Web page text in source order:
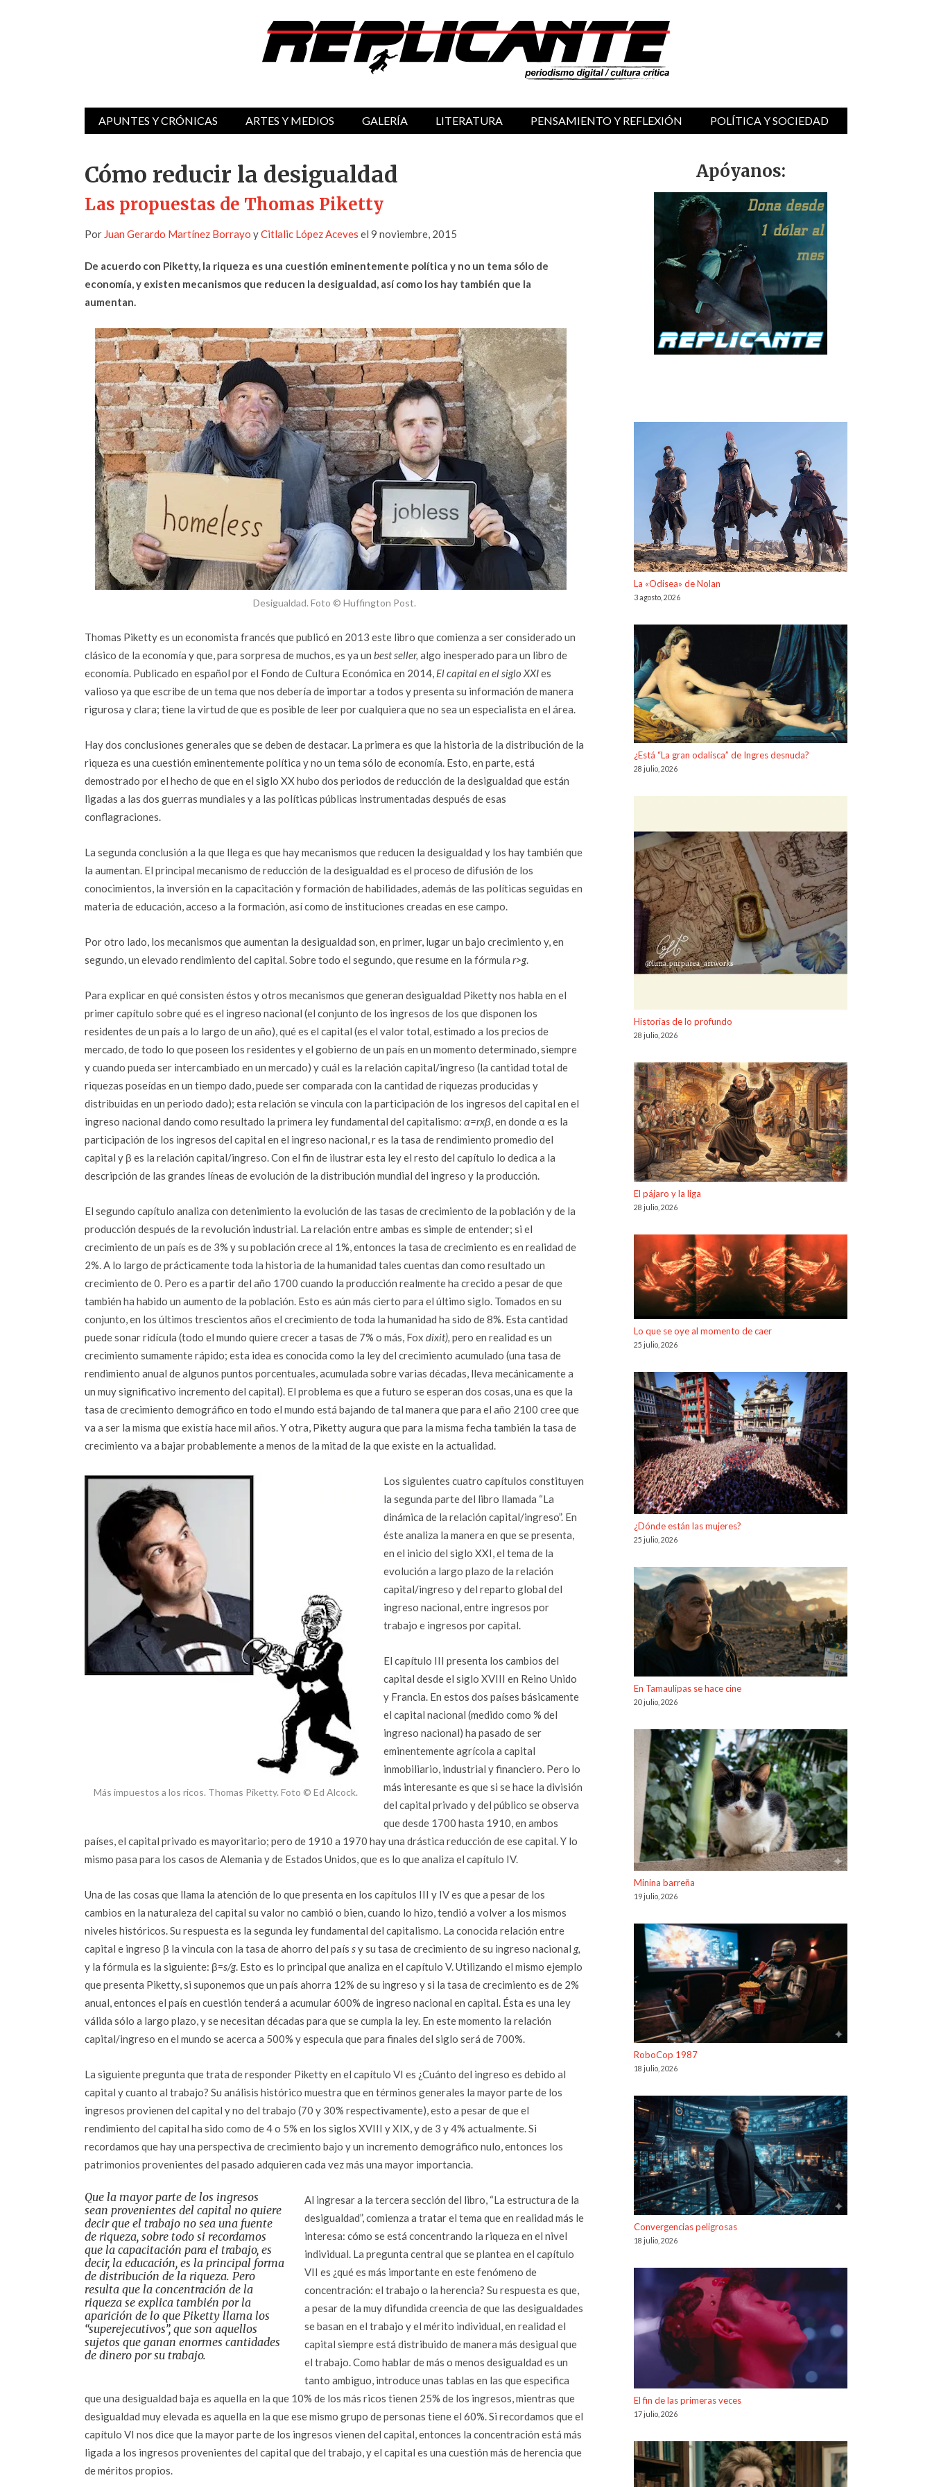
APUNTES Y CRÓNICAS ARTES Y MEDIOS GALERÍA LITERATURA PENSAMIENTO Y REFLEXIÓN POLÍTICA Y SOCIEDAD
Cómo reducir la desigualdad
Las propuestas de Thomas Piketty
Por Juan Gerardo Martínez Borrayo yCitlalic López Aceves el 9 noviembre, 2015
De acuerdo con Piketty, la riqueza es una cuestión eminentemente política y no un tema sólo de
economía, y existen mecanismos que reducen la desigualdad, así como los hay también que la
aumentan.
Desigualdad. Foto © Huffington Post.
Thomas Piketty es un economista francés que publicó en 2013 este libro que comienza a ser considerado un
clásico de la economía y que, para sorpresa de muchos, es ya un best seller, algo inesperado para un libro de
economía. Publicado en español por el Fondo de Cultura Económica en 2014, El capital en el siglo XXIes
valioso ya que escribe de un tema que nos debería de importar a todos y presenta su información de manera
rigurosa y clara; tiene la virtud de que es posible de leer por cualquiera que no sea un especialista en el área.
Hay dos conclusiones generales que se deben de destacar. La primera es que la historia de la distribución de la
riqueza es una cuestión eminentemente política y no un tema sólo de economía. Esto, en parte, está
demostrado por el hecho de que en el siglo XX hubo dos periodos de reducción de la desigualdad que están
ligadas a las dos guerras mundiales y a las políticas públicas instrumentadas después de esas
conflagraciones.
La segunda conclusión a la que llega es que hay mecanismos que reducen la desigualdad y los hay también que
la aumentan. El principal mecanismo de reducción de la desigualdad es el proceso de difusión de los
conocimientos, la inversión en la capacitación y formación de habilidades, además de las políticas seguidas en
materia de educación, acceso a la formación, así como de instituciones creadas en ese campo.
Por otro lado, los mecanismos que aumentan la desigualdad son, en primer, lugar un bajo crecimiento y, en
segundo, un elevado rendimiento del capital. Sobre todo el segundo, que resume en la fórmula r>g.
Para explicar en qué consisten éstos y otros mecanismos que generan desigualdad Piketty nos habla en el
primer capítulo sobre qué es el ingreso nacional (el conjunto de los ingresos de los que disponen los
residentes de un país a lo largo de un año), qué es el capital (es el valor total, estimado a los precios de
mercado, de todo lo que poseen los residentes y el gobierno de un país en un momento determinado, siempre
y cuando pueda ser intercambiado en un mercado) y cuál es la relación capital/ingreso (la cantidad total de
riquezas poseídas en un tiempo dado, puede ser comparada con la cantidad de riquezas producidas y
distribuidas en un periodo dado); esta relación se vincula con la participación de los ingresos del capital en el
ingreso nacional dando como resultado la primera ley fundamental del capitalismo: α=rxβ, en donde α es la
participación de los ingresos del capital en el ingreso nacional, r es la tasa de rendimiento promedio del
capital y β es la relación capital/ingreso. Con el fin de ilustrar esta ley el resto del capítulo lo dedica a la
descripción de las grandes líneas de evolución de la distribución mundial del ingreso y la producción.
El segundo capítulo analiza con detenimiento la evolución de las tasas de crecimiento de la población y de la
producción después de la revolución industrial. La relación entre ambas es simple de entender; si el
crecimiento de un país es de 3% y su población crece al 1%, entonces la tasa de crecimiento es en realidad de
2%. A lo largo de prácticamente toda la historia de la humanidad tales cuentas dan como resultado un
crecimiento de 0. Pero es a partir del año 1700 cuando la producción realmente ha crecido a pesar de que
también ha habido un aumento de la población. Esto es aún más cierto para el último siglo. Tomados en su
conjunto, en los últimos trescientos años el crecimiento de toda la humanidad ha sido de 8%. Esta cantidad
puede sonar ridícula (todo el mundo quiere crecer a tasas de 7% o más, Fox dixit), pero en realidad es un
crecimiento sumamente rápido; esta idea es conocida como la ley del crecimiento acumulado (una tasa de
rendimiento anual de algunos puntos porcentuales, acumulada sobre varias décadas, lleva mecánicamente a
un muy significativo incremento del capital). El problema es que a futuro se esperan dos cosas, una es que la
tasa de crecimiento demográfico en todo el mundo está bajando de tal manera que para el año 2100 cree que
va a ser la misma que existía hace mil años. Y otra, Piketty augura que para la misma fecha también la tasa de
crecimiento va a bajar probablemente a menos de la mitad de la que existe en la actualidad.
Más impuestos a los ricos. Thomas Piketty. Foto © Ed Alcock.
Los siguientes cuatro capítulos constituyen
la segunda parte del libro llamada “La
dinámica de la relación capital/ingreso”. En
éste analiza la manera en que se presenta,
en el inicio del siglo XXI, el tema de la
evolución a largo plazo de la relación
capital/ingreso y del reparto global del
ingreso nacional, entre ingresos por
trabajo e ingresos por capital.
El capítulo III presenta los cambios del
capital desde el siglo XVIII en Reino Unido
y Francia. En estos dos países básicamente
el capital nacional (medido como % del
ingreso nacional) ha pasado de ser
eminentemente agrícola a capital
inmobiliario, industrial y financiero. Pero lo
más interesante es que si se hace la división
del capital privado y del público se observa
que desde 1700 hasta 1910, en ambos
países, el capital privado es mayoritario; pero de 1910 a 1970 hay una drástica reducción de ese capital. Y lo
mismo pasa para los casos de Alemania y de Estados Unidos, que es lo que analiza el capítulo IV.
Una de las cosas que llama la atención de lo que presenta en los capítulos III y IV es que a pesar de los
cambios en la naturaleza del capital su valor no cambió o bien, cuando lo hizo, tendió a volver a los mismos
niveles históricos. Su respuesta es la segunda ley fundamental del capitalismo. La conocida relación entre
capital e ingreso β la vincula con la tasa de ahorro del país sy su tasa de crecimiento de su ingreso nacional g,
y la fórmula es la siguiente: β=s/g. Esto es lo principal que analiza en el capítulo V. Utilizando el mismo ejemplo
que presenta Piketty, si suponemos que un país ahorra 12% de su ingreso y si la tasa de crecimiento es de 2%
anual, entonces el país en cuestión tenderá a acumular 600% de ingreso nacional en capital. Ésta es una ley
válida sólo a largo plazo, y se necesitan décadas para que se cumpla la ley. En este momento la relación
capital/ingreso en el mundo se acerca a 500% y especula que para finales del siglo será de 700%.
La siguiente pregunta que trata de responder Piketty en el capítulo VI es ¿Cuánto del ingreso es debido al
capital y cuanto al trabajo? Su análisis histórico muestra que en términos generales la mayor parte de los
ingresos provienen del capital y no del trabajo (70 y 30% respectivamente), esto a pesar de que el
rendimiento del capital ha sido como de 4 o 5% en los siglos XVIII y XIX, y de 3 y 4% actualmente. Si
recordamos que hay una perspectiva de crecimiento bajo y un incremento demográfico nulo, entonces los
patrimonios provenientes del pasado adquieren cada vez más una mayor importancia.
Que la mayor parte de los ingresos
sean provenientes del capital no quiere
decir que el trabajo no sea una fuente
de riqueza, sobre todo si recordamos
que la capacitación para el trabajo, es
decir, la educación, es la principal forma
de distribución de la riqueza. Pero
resulta que la concentración de la
riqueza se explica también por la
aparición de lo que Piketty llama los
“superejecutivos”, que son aquellos
sujetos que ganan enormes cantidades
de dinero por su trabajo.
Al ingresar a la tercera sección del libro, “La estructura de la
desigualdad”, comienza a tratar el tema que en realidad más le
interesa: cómo se está concentrando la riqueza en el nivel
individual. La pregunta central que se plantea en el capítulo
VII es ¿qué es más importante en este fenómeno de
concentración: el trabajo o la herencia? Su respuesta es que,
a pesar de la muy difundida creencia de que las desigualdades
se basan en el trabajo y el mérito individual, en realidad el
capital siempre está distribuido de manera más desigual que
el trabajo. Como hablar de más o menos desigualdad es un
tanto ambiguo, introduce unas tablas en las que especifica
que una desigualdad baja es aquella en la que 10% de los más ricos tienen 25% de los ingresos, mientras que
desigualdad muy elevada es aquella en la que ese mismo grupo de personas tiene el 60%. Si recordamos que el
capítulo VI nos dice que la mayor parte de los ingresos vienen del capital, entonces la concentración está más
ligada a los ingresos provenientes del capital que del trabajo, y el capital es una cuestión más de herencia que
de méritos propios.
Apóyanos:
La «Odisea» de Nolan
3 agosto, 2026
¿Está “La gran odalisca” de Ingres desnuda?
28 julio, 2026
Historias de lo profundo
28 julio, 2026
El pájaro y la liga
28 julio, 2026
Lo que se oye al momento de caer
25 julio, 2026
¿Dónde están las mujeres?
25 julio, 2026
En Tamaulipas se hace cine
20 julio, 2026
Minina barreña
19 julio, 2026
RoboCop 1987
18 julio, 2026
Convergencias peligrosas
18 julio, 2026
El fin de las primeras veces
17 julio, 2026